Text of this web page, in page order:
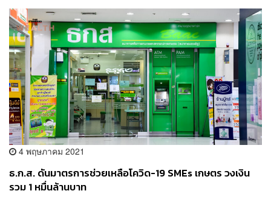
4 พฤษภาคม 2021
ธ.ก.ส. ดันมาตรการช่วยเหลือโควิด-19 SMEs เกษตร วงเงิน
รวม 1 หมื่นล้านบาท